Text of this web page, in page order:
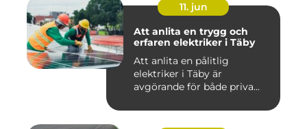
11. jun
Att anlita en trygg och
erfaren elektriker i Täby
Att anlita en pålitlig
elektriker i Täby är
avgörande för både priva...